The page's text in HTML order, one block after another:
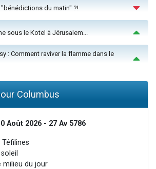
du matin" ?!
sous le Kotel à Jérusalem...
: Comment raviver la flamme dans le
Columbus
Août 2026 - 27 Av 5786
Téfilines
milieu du jour